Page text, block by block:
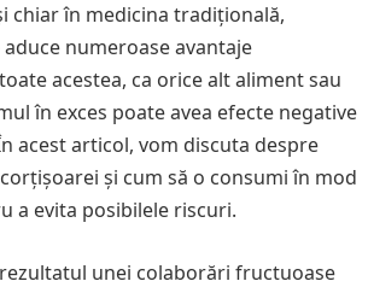
chiar în medicina tradițională,
numeroase avantaje
acestea, ca orice alt aliment sau
în exces poate avea efecte negative
acest articol, vom discuta despre
și cum să o consumi în mod
a evita posibilele riscuri.
unei colaborări fructuoase